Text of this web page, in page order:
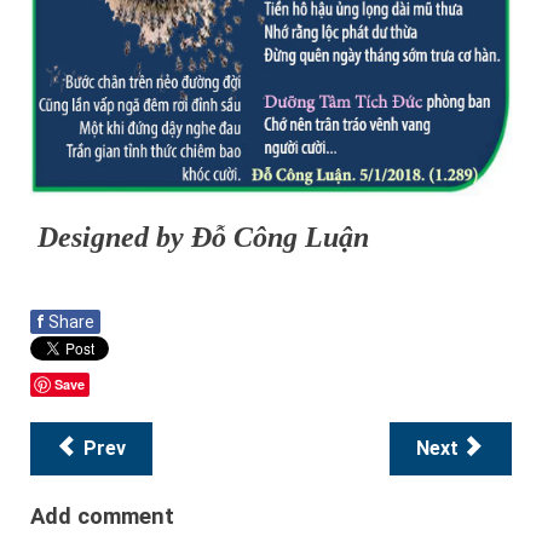
Designed by Đỗ Công Luận
f Share
Save
Prev Next
Add comment